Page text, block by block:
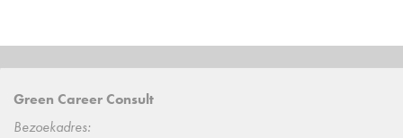
Green Career Consult
Bezoekadres: